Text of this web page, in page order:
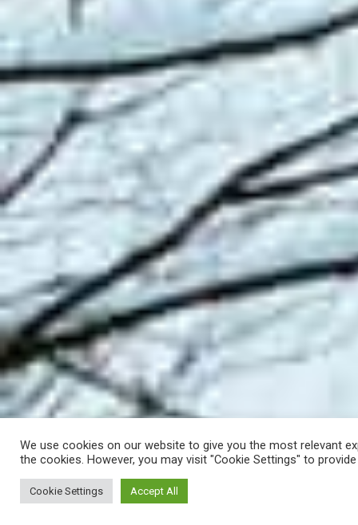
We use cookies on our website to give you the most relevant
the cookies. However, you may visit "Cookie Settings" to
Cookie Settings Accept All